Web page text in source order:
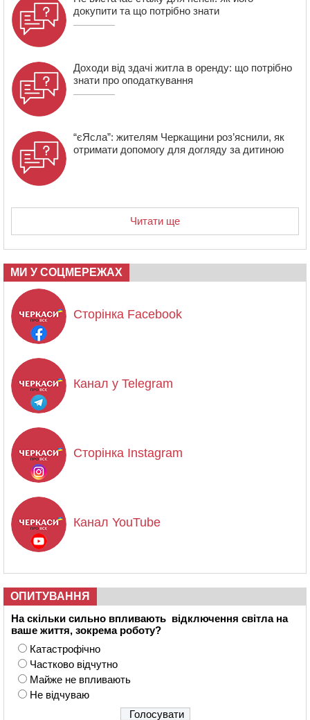
14:02
На Черкащині намолотили перший мільйон тонн
зерна нового врожаю
докупити та що потрібно знати
Доходи від здачі житла в оренду: що потрібно
знати про оподаткування
“єЯсла”: жителям Черкащини роз’яснили, як
отримати допомогу для догляду за дитиною
Читати ще
МИ У СОЦМЕРЕЖАХ
Сторінка Facebook
Канал у Telegram
Сторінка Instagram
Канал YouTube
ОПИТУВАННЯ
На скільки сильно впливають відключення світла на
ваше життя, зокрема роботу?
Катастрофічно
Частково відчутно
Майже не впливають
Не відчуваю